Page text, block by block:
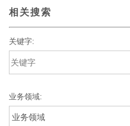
相关搜索
关键字:
业务领域: